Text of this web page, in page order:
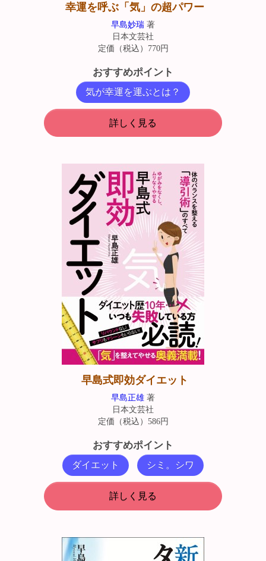
幸運を呼ぶ「気」の超パワー
早島妙瑞 著
日本文芸社
定価（税込）770円
おすすめポイント
気が幸運を運ぶとは？
詳しく見る
早島式即効ダイエット
早島正雄 著
日本文芸社
定価（税込）586円
おすすめポイント
ダイエット シミ。シワ
詳しく見る